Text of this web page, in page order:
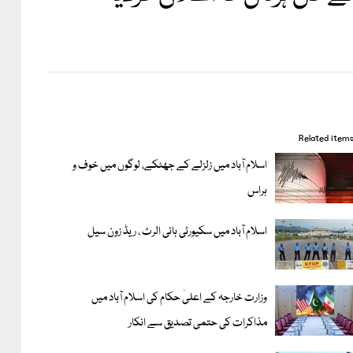
Related items
اسلام آباد میں زلزلے کے جھٹکے، لوگوں میں خوف و
ہراس
اسلام آباد میں سکیورٹی ہائی الرٹ ، ریڈ زون سیل
وزارت خارجہ کے اعلیٰ حکام کی اسلام آباد میں
مذاکرات کی حتمی تصدیق سے انکار